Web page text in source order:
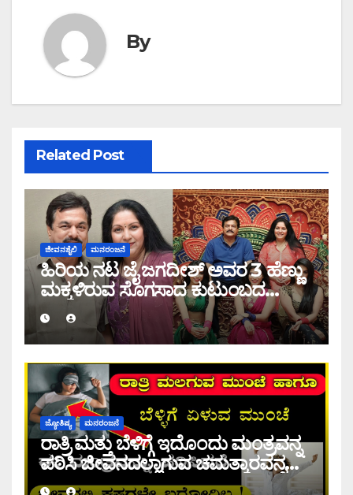
By
Related Post
ಜೀವನಶೈಲಿ ಮನರಂಜನೆ
ಹಿರಿಯ ನಟ ಜೈ ಜಗದೀಶ್ ಅವರ 3 ಹೆಣ್ಣು
ಮಕ್ಕಳಿರುವ ಸೊಗಸಾದ ಕುಟುಂಬದ
ಫೋಟೋಸ್ ಇಲ್ಲಿದೆ ನೋಡಿ
ಜ್ಯೋತಿಷ್ಯ ಮನರಂಜನೆ
ರಾತ್ರಿ ಮತ್ತು ಬೆಳಿಗ್ಗೆ ಇದೊಂದು ಮಂತ್ರವನ್ನ
ಪಠಿಸಿ ಜೀವನದಲ್ಲಾಗುವ ಚಮತ್ಕಾರವನ್ನ
ನೀವೇ ನೋಡಿ.